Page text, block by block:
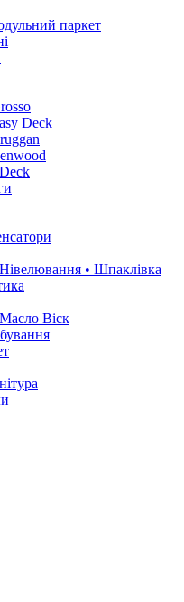
паркет
Deck
• Шпаклівка
Віск